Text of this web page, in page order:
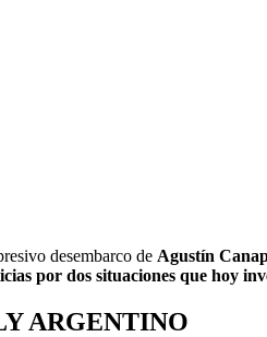
desembarco de Agustín
por dos situaciones que hoy
ARGENTINO